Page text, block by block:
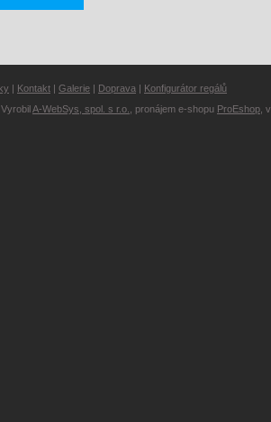
| Kontakt | Galerie | Doprava | Konfigurátor regálů
A-WebSys, spol. s r.o. , pronájem e-shopu ProEshop ,